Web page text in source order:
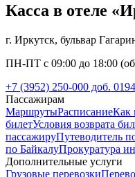
Касса в отеле
г. Иркутск, бульвар
ПН-ПТ с 09:00 до 18:00
+7 (3952) 250-000 доб. 0194
Пассажирам
МаршрутыРасписаниеКак
билетУсловия возврата
пассажируПутеводитель
по БайкалуПрокуратура
Дополнительные услуги
Грузовые перевозки